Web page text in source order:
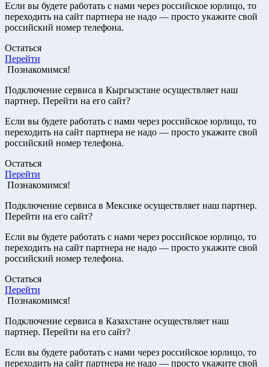
Если вы будете работать с нами через российское юрлицо, то
переходить на сайт партнера не надо — просто укажите свой
российский номер телефона.
Остаться
Перейти
Познакомимся!
Подключение сервиса в Кыргызстане осуществляет наш
партнер. Перейти на его сайт?
Если вы будете работать с нами через российское юрлицо, то
переходить на сайт партнера не надо — просто укажите свой
российский номер телефона.
Остаться
Перейти
Познакомимся!
Подключение сервиса в Мексике осуществляет наш партнер.
Перейти на его сайт?
Если вы будете работать с нами через российское юрлицо, то
переходить на сайт партнера не надо — просто укажите свой
российский номер телефона.
Остаться
Перейти
Познакомимся!
Подключение сервиса в Казахстане осуществляет наш
партнер. Перейти на его сайт?
Если вы будете работать с нами через российское юрлицо, то
переходить на сайт партнера не надо — просто укажите свой